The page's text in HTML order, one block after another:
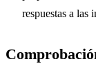
respuestas a las